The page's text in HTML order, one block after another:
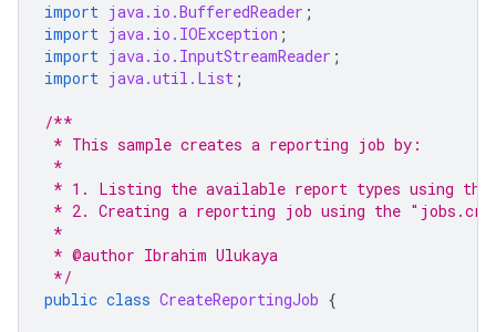
import java.io.BufferedReader ;
import java.io.IOException ;
import java.io.InputStreamReader ;
import java.util.List ;
/**
* This sample creates a reporting job by:
*
* 1. Listing the available report types using the
* 2. Creating a reporting job using the
*
* @author Ibrahim Ulukaya
*/
public class CreateReportingJob {